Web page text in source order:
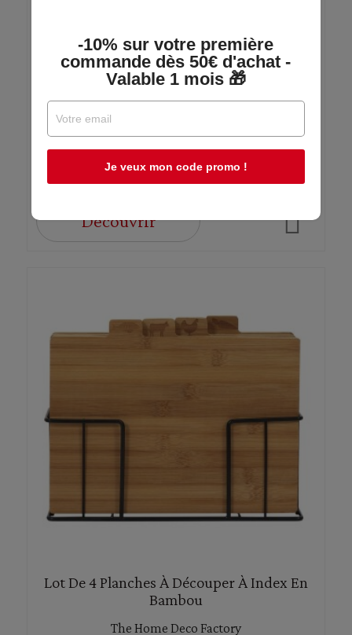
- Marron
The Home Deco Factory
En stock
25,19 €
Découvrir
Lot De 4 Planches À Découper À Index En
Bambou
The Home Deco Factory
-10% sur votre première
commande dès 50€ d'achat -
Valable 1 mois 🎁
Je veux mon code promo !